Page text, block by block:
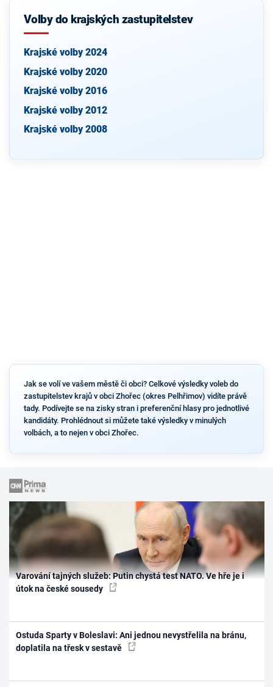
Volby do krajských zastupitelstev
Krajské volby 2024
Krajské volby 2020
Krajské volby 2016
Krajské volby 2012
Krajské volby 2008
Jak se volí ve vašem městě či obci? Celkové výsledky voleb do
zastupitelstev krajů v obci Zhořec (okres Pelhřimov) vidíte právě
tady. Podívejte se na zisky stran i preferenční hlasy pro jednotlivé
kandidáty. Prohlédnout si můžete také výsledky v minulých
volbách, a to nejen v obci Zhořec.
Varování tajných služeb: Putin chystá test NATO. Ve hře je i
útok na české sousedy
Ostuda Sparty v Boleslavi: Ani jednou nevystřelila na bránu,
doplatila na třesk v sestavě